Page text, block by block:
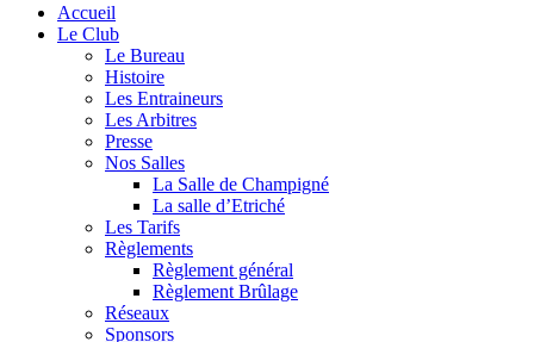
Accueil
Le Club
Le Bureau
Histoire
Les Entraineurs
Les Arbitres
Presse
Nos Salles
La Salle de Champigné
La salle d’Etriché
Les Tarifs
Règlements
Règlement général
Règlement Brûlage
Réseaux
Sponsors